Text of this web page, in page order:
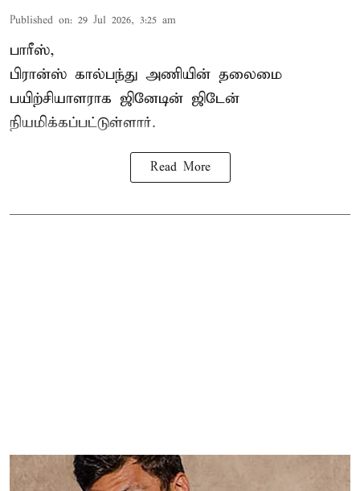
Published on: 29 Jul 2026, 3:25 am
பாரீஸ்,
பிரான்ஸ் கால்பந்து அணியின் தலைமை
பயிற்சியாளராக ஜினேடின் ஜிடேன்
நியமிக்கப்பட்டுள்ளார்.
Read More